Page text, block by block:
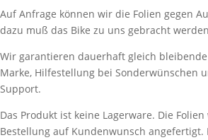
Auf Anfrage können wir die Folien gegen
dazu muß das Bike zu uns gebracht
Wir garantieren dauerhaft gleich
Marke, Hilfestellung bei Sonderwünschen
Support.
Das Produkt ist keine Lagerware. Die
Bestellung auf Kundenwunsch angefertigt.